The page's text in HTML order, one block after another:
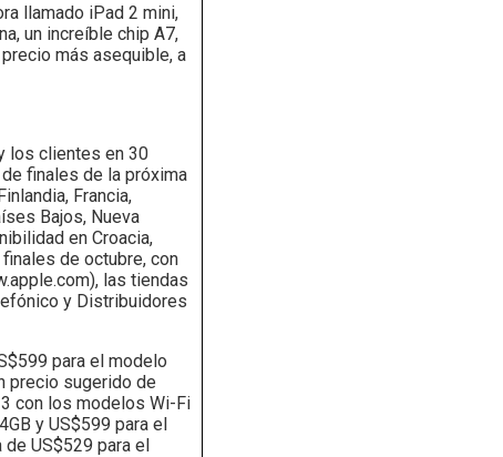
llamado iPad 2 mini,
un increíble chip A7,
más asequible, a
los clientes en 30
finales de la próxima
Francia,
Bajos, Nueva
en Croacia,
de octubre, con
las tiendas
y Distribuidores
para el modelo
precio sugerido de
con los modelos Wi-Fi
y US$599 para el
US$529 para el